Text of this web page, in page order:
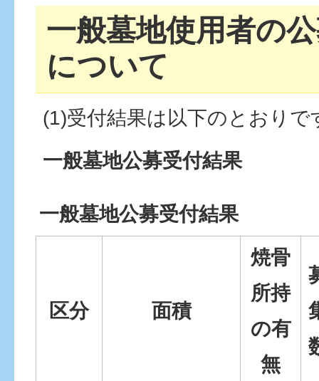
一般墓地使用者の
について
(1)受付結果は以下のとおりで
一般墓地公募受付結果
一般墓地公募受付結果
区分 面積
焼骨
所持
の有
無